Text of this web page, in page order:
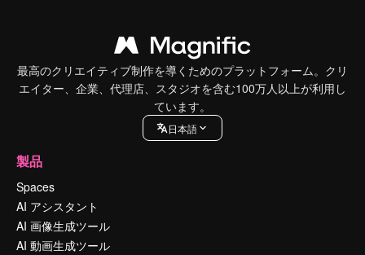
最高のクリエイティブ制作を導くためのプラットフォーム。クリ
エイター、企業、代理店、スタジオを含む100万人以上が利用し
ています。
日本語
製品
Spaces
AI アシスタント
AI 画像生成ツール
AI 動画生成ツール